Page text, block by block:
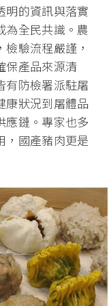
明的資訊與落實
為全民共識。農
驗流程嚴謹，
保產品來源清
有防檢署派駐屠
康狀況到屠體品
應鏈。專家也多
，國產豬肉更是